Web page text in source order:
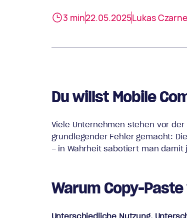
3 min22.05.2025Lukas
Du willst Mobile
Viele Unternehmen stehen vor
grundlegender Fehler gemacht:
– in Wahrheit sabotiert man
Warum Copy-
Unterschiedliche Nutzung.